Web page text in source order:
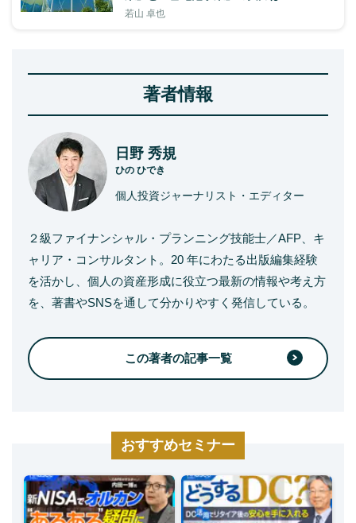
若山 卓也
著者情報
日野 秀規
ひの ひでき
個人投資ジャーナリスト・エディター
２級ファイナンシャル・プランニング技能士／AFP、キ
ャリア・コンサルタント。20 年にわたる出版編集経験
を活かし、個人の資産形成に役立つ最新の情報や考え方
を、著書やSNSを通して分かりやすく発信している。
この著者の記事一覧
おすすめセミナー